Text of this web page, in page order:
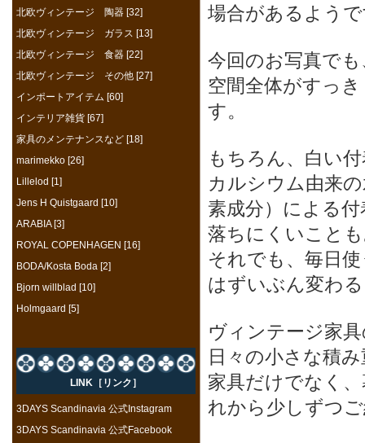
場合があるよう
今回のお写真で
空間全体がすっ
す。
もちろん、白い
カルシウム由来
素成分）による
落ちにくいこと
それでも、毎日
はずいぶん変わ
ヴィンテージ家
日々の小さな積
家具だけでなく
れから少しずつ
北欧ヴィンテージ 陶器 [32]
北欧ヴィンテージ ガラス [13]
北欧ヴィンテージ 食器 [22]
北欧ヴィンテージ その他 [27]
インポートアイテム [60]
インテリア雑貨 [67]
家具のメンテナンスなど [18]
marimekko [26]
Lillelod [1]
Jens H Quistgaard [10]
ARABIA [3]
ROYAL COPENHAGEN [16]
BODA/Kosta Boda [2]
Bjorn willblad [10]
Holmgaard [5]
LINK［リンク］
3DAYS Scandinavia 公式Instagram
3DAYS Scandinavia 公式Facebook